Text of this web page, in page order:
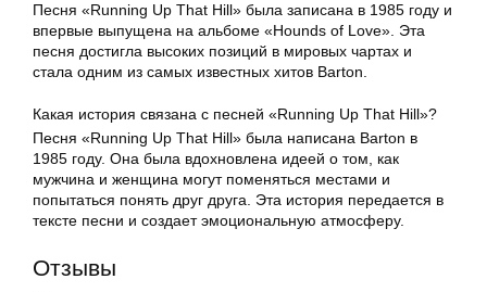
Песня «Running Up That Hill» была записана в 1985 году и
впервые выпущена на альбоме «Hounds of Love». Эта
песня достигла высоких позиций в мировых чартах и
стала одним из самых известных хитов Barton.
Какая история связана с песней «Running Up That Hill»?
Песня «Running Up That Hill» была написана Barton в
1985 году. Она была вдохновлена идеей о том, как
мужчина и женщина могут поменяться местами и
попытаться понять друг друга. Эта история передается в
тексте песни и создает эмоциональную атмосферу.
Отзывы